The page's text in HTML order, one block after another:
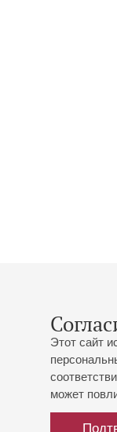
Этот сайт
может